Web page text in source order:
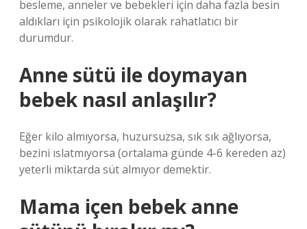
besleme, anneler ve bebekleri için daha fazla besin
aldıkları için psikolojik olarak rahatlatıcı bir
durumdur.
Anne sütü ile doymayan
bebek nasıl anlaşılır?
Eğer kilo almıyorsa, huzursuzsa, sık sık ağlıyorsa,
bezini ıslatmıyorsa (ortalama günde 4-6 kereden az)
yeterli miktarda süt almıyor demektir.
Mama içen bebek anne